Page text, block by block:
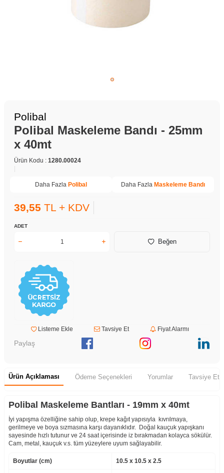
Polibal
Polibal Maskeleme Bandı - 25mm
x 40mt
Ürün Kodu : 1280.00024
|
Daha Fazla Polibal Daha Fazla Maskeleme Bandı
39,55 TL + KDV
ADET
Beğen
Listeme Ekle Tavsiye Et Fiyat Alarmı
Paylaş
Ürün Açıklaması Ödeme Seçenekleri Yorumlar Tavsiye Et
Polibal Maskeleme Bantları - 19mm x 40mt
İyi yapışma özelliğine sahip olup, krepe kağıt yapısıyla kıvrılmaya,
gerilmeye ve boya sızmasına karşı dayanıklıdır. Doğal kauçuk yapışkanı
sayesinde hızlı tutunur ve 24 saat içerisinde iz bırakmadan kolayca sökülür.
Cam, metal, kauçuk v.s. tüm yüzeylere uyum sağlayabilir.
Boyutlar (cm) 10.5 x 10.5 x 2.5